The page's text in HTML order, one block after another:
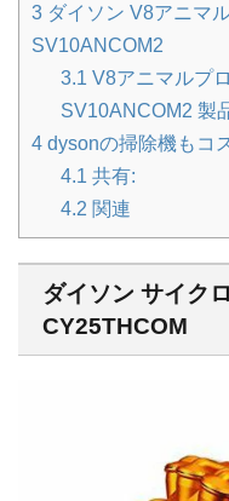
3 ダイソン V8アニマ
SV10ANCOM2
3.1 V8アニマルプ
SV10ANCOM2 製
4 dysonの掃除機もコ
4.1 共有:
4.2 関連
ダイソン サイク
CY25THCOM